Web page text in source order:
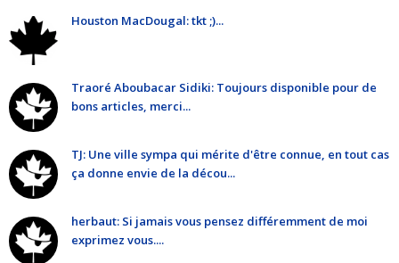
Houston MacDougal: tkt ;)...
Traoré Aboubacar Sidiki: Toujours disponible pour de
bons articles, merci...
TJ: Une ville sympa qui mérite d'être connue, en tout cas
ça donne envie de la décou...
herbaut: Si jamais vous pensez différemment de moi
exprimez vous....